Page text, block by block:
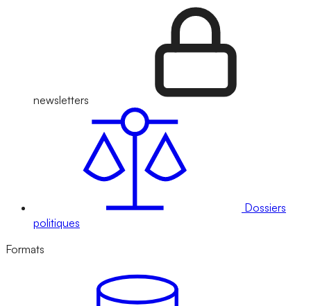
newsletters
Dossiers
politiques
Formats